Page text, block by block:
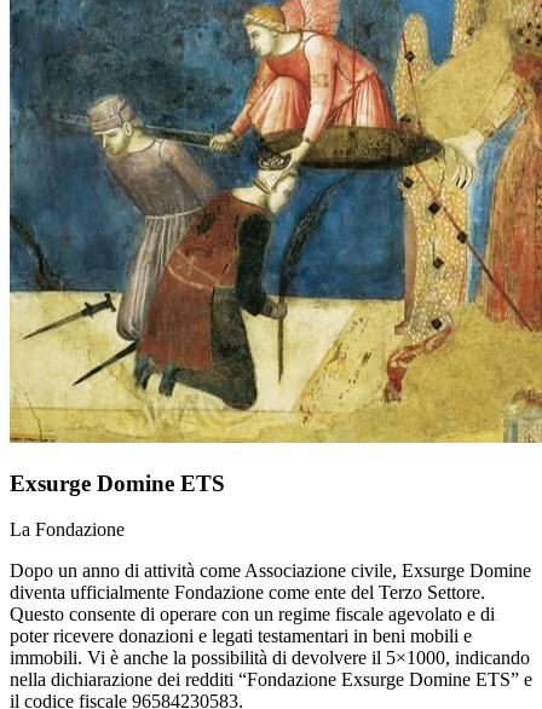
Exsurge Domine ETS
La Fondazione
Dopo un anno di attività come Associazione civile, Exsurge Domine
diventa ufficialmente Fondazione come ente del Terzo Settore.
Questo consente di operare con un regime fiscale agevolato e di
poter ricevere donazioni e legati testamentari in beni mobili e
immobili. Vi è anche la possibilità di devolvere il 5×1000, indicando
nella dichiarazione dei redditi “Fondazione Exsurge Domine ETS” e
il codice fiscale 96584230583.